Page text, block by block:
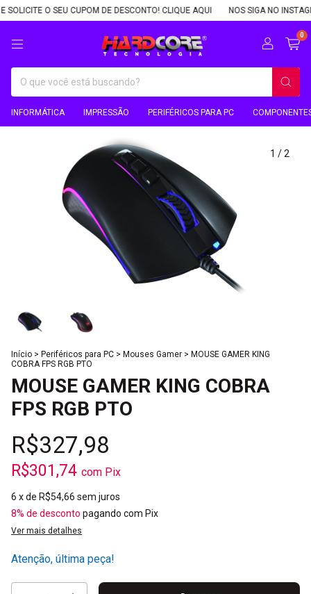
O SEU CUPOM DE DESCONTO! CLIQUE AQUI NOS SIGA NO INSTAGRAM,
0
INFORMÁTICA IMPRESSÃO PERIFÉRICOS PARA PC
1 /2
Início > Periféricos para PC > Mouses Gamer > MOUSE GAMER KING
COBRA FPS RGB PTO
MOUSE GAMER KING COBRA
FPS RGB PTO
R$327,98
R$301,74 com Pix
6 x de R$54,66 sem juros
8% de desconto pagando com Pix
Ver mais detalhes
Atenção, última peça!